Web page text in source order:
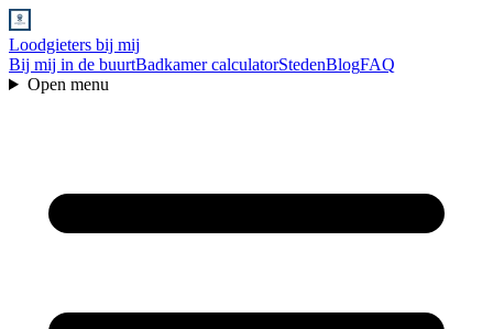
Loodgieters bij mij
Bij mij in de buurtBadkamer calculatorStedenBlogFAQ
Open menu